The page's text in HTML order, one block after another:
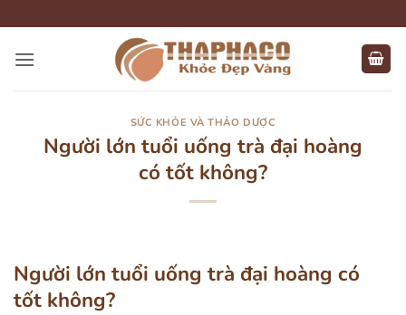
qua
nội
SỨC KHỎE VÀ THẢO DƯỢC
Người lớn tuổi uống trà đại hoàng
có tốt không?
Người lớn tuổi uống trà đại hoàng có
tốt không?